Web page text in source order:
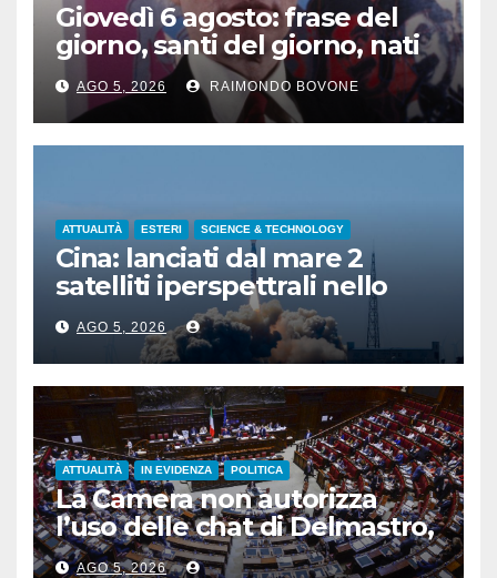
Giovedì 6 agosto: frase del
giorno, santi del giorno, nati
famosi, accadde oggi
AGO 5, 2026 RAIMONDO BOVONE
ATTUALITÀ ESTERI SCIENCE & TECHNOLOGY
Cina: lanciati dal mare 2
satelliti iperspettrali nello
Shandong
AGO 5, 2026
ATTUALITÀ IN EVIDENZA POLITICA
La Camera non autorizza
l’uso delle chat di Delmastro,
voto a scrutinio segreto
AGO 5, 2026